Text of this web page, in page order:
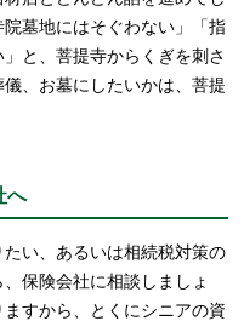
墓地にはそぐわない」「指
と、菩提寺からくぎを刺さ
、お墓にしたいかは、菩提
へ
い、あるいは相続税対策の
保険会社に相談しましょ
すから、とくにシニアの資